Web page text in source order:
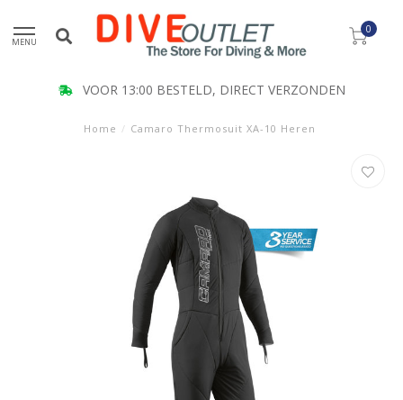
MENU
0
VOOR 13:00 BESTELD, DIRECT VERZONDEN
Home / Camaro Thermosuit XA-10 Heren